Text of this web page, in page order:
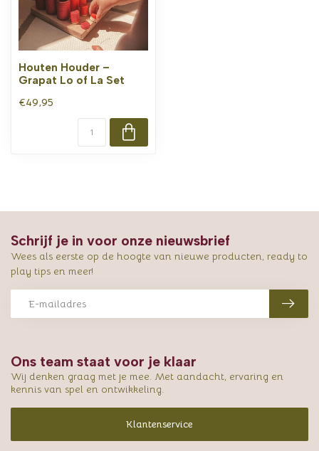
Houten Houder –
Grapat Lo of La Set
€49,95
Ons team staat voor je klaar
Wij denken graag met je mee. Met aandacht, ervaring en
kennis van spel en ontwikkeling.
Klantenservice
Schrijf je in voor onze nieuwsbrief
Wees als eerste op de hoogte van nieuwe producten, ready to
play tips en meer!